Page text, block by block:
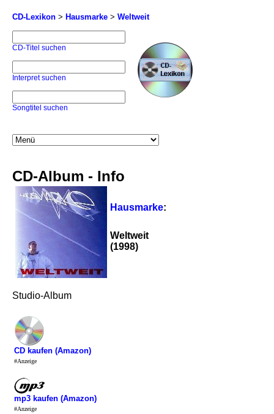
CD-Lexikon > Hausmarke > Weltweit
CD-Titel suchen
Interpret suchen
Songtitel suchen
CD-Album - Info
Hausmarke:
Weltweit
(1998)
Studio-Album
CD kaufen (Amazon)
#Anzeige
mp3 kaufen (Amazon)
#Anzeige